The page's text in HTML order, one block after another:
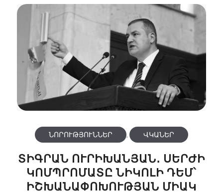
ՏԻԳՐԱՆ ՈՒՐԻԽԱՆՅԱՆ․ ՍԵՐԺԻ
ԿՈՄՊՐՈՄԱՏԸ ՆԻԿՈԼԻ ԴԵՄ՝
ԻՇԽԱՆԱՓՈԽՈՒԹՅԱՆ ՄԻԱԿ
ՆՈՐՈՒԹՅՈՒՆՆԵՐ , ՎԿԱՆԵՐ